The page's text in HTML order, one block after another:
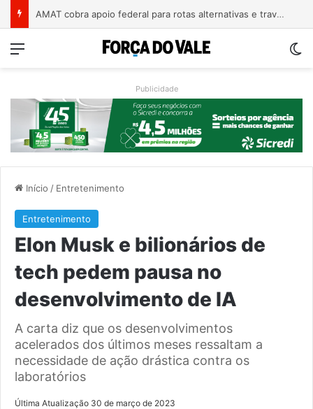
A arte de projetar o dom de cuidar
Menu
Publicidade
Início / Entretenimento
Entretenimento
Elon Musk e bilionários de
tech pedem pausa no
desenvolvimento de IA
A carta diz que os desenvolvimentos
acelerados dos últimos meses ressaltam a
necessidade de ação drástica contra os
laboratórios
Última Atualização 30 de março de 2023